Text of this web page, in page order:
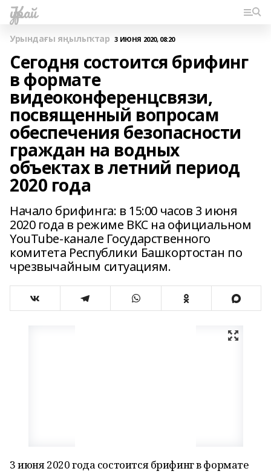
Ҡурай
Урындағы яңылыҡтар 3 ИЮНЯ 2020, 08:20
Сегодня состоится брифинг
в формате
видеоконференцсвязи,
посвященный вопросам
обеспечения безопасности
граждан на водных
объектах в летний период
2020 года
Начало брифинга: в 15:00 часов 3 июня
2020 года в режиме ВКС на официальном
YouTube-канале Государственного
комитета Республики Башкортостан по
чрезвычайным ситуациям.
3 июня 2020 года состоится брифинг в формате